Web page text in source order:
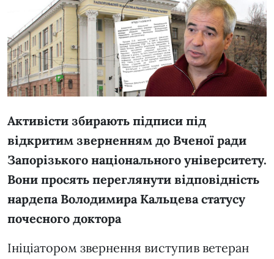
Активісти збирають підписи під
відкритим зверненням до Вченої ради
Запорізького національного університету.
Вони просять переглянути відповідність
нардепа Володимира Кальцева статусу
почесного доктора
Ініціатором звернення виступив ветеран